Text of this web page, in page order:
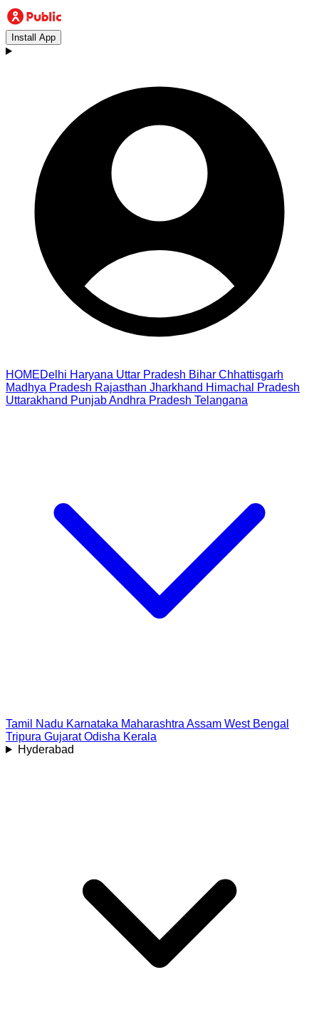
Install App
HOMEDelhi Haryana Uttar Pradesh Bihar Chhattisgarh
Madhya Pradesh Rajasthan Jharkhand Himachal Pradesh
Uttarakhand PunjabAndhra Pradesh Telangana
Tamil Nadu Karnataka Maharashtra Assam West Bengal
Tripura Gujarat Odisha Kerala
Hyderabad